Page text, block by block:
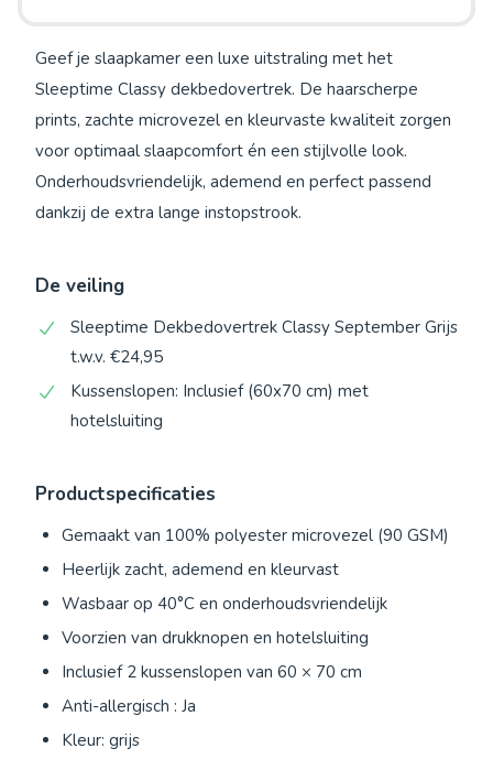
Geef je slaapkamer een luxe uitstraling met het
Sleeptime Classy dekbedovertrek. De haarscherpe
prints, zachte microvezel en kleurvaste kwaliteit zorgen
voor optimaal slaapcomfort én een stijlvolle look.
Onderhoudsvriendelijk, ademend en perfect passend
dankzij de extra lange instopstrook.
De veiling
Sleeptime Dekbedovertrek Classy September Grijs
t.w.v. €24,95
Kussenslopen: Inclusief (60x70 cm) met
hotelsluiting
Productspecificaties
Gemaakt van 100% polyester microvezel (90 GSM)
Heerlijk zacht, ademend en kleurvast
Wasbaar op 40°C en onderhoudsvriendelijk
Voorzien van drukknopen en hotelsluiting
Inclusief 2 kussenslopen van 60 × 70 cm
Anti-allergisch : Ja
Kleur: grijs